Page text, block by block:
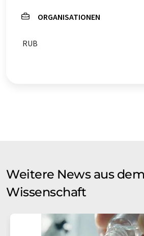
ORGANISATIONEN
RUB
Weitere News aus
Wissenschaft